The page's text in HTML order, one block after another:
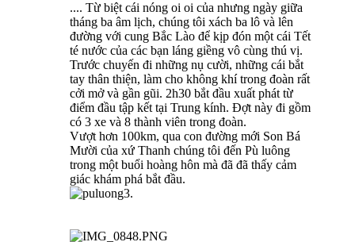
.... Từ biệt cái nóng oi oi của nhưng ngày giữa
tháng ba âm lịch, chúng tôi xách ba lô và lên
đường với cung Bắc Lào để kịp đón một cái Tết
té nước của các bạn láng giềng vô cùng thú vị.
Trước chuyến đi những nụ cười, những cái bắt
tay thân thiện, làm cho không khí trong đoàn rất
cởi mở và gần gũi. 2h30 bắt đầu xuất phát từ
điểm đầu tập kết tại Trung kính. Đợt này đi gồm
có 3 xe và 8 thành viên trong đoàn.
Vượt hơn 100km, qua con đường mới Son Bá
Mười của xứ Thanh chúng tôi đến Pù luông
trong một buổi hoàng hôn mà đã đã thấy cảm
giác khám phá bắt đầu.